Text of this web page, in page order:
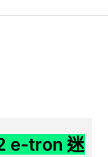
e-tron 迷